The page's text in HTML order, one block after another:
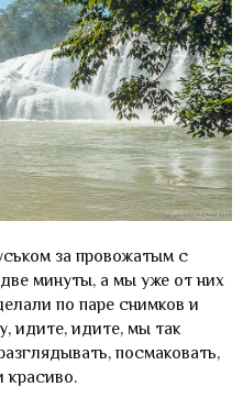
за провожатым с
минуты, а мы уже от них
по паре снимков и
идите, идите, мы так
посмаковать,
красиво.